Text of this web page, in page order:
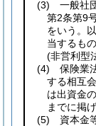
(3) 一般社
第2条第9
をいう。
当するも
(非営利型
(4) 保険業
する相互
は出資金
までに掲
(5) 資本金